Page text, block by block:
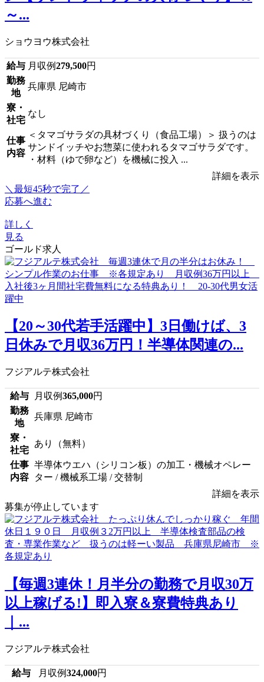
～...
ショウヨウ株式会社
給与 月収例279,500円
勤務
地
兵庫県 尼崎市
寮・
社宅
なし
仕事
内容
＜タマゴサラダの具材づくり（食品工場）＞ 扱うのは
サンドイッチやお惣菜に使われるタマゴサラダです。
・材料（ゆで卵など）を機械に投入 ...
詳細を表示
＼最短45秒で完了／
応募へ進む
詳しく
見る
ゴールド求人
【20～30代若手活躍中】3日働けば、3
日休みで月収36万円！半導体関連の...
フジアルテ株式会社
給与 月収例365,000円
勤務
地
兵庫県 尼崎市
寮・
社宅
あり（無料）
仕事
内容
半導体ウエハ（シリコン板）の加工・機械オペレー
ター / 機械系工場 / 交替制
詳細を表示
募集が停止しています
【毎週3連休！月半分の勤務で月収30万
以上稼げる!】即入寮＆寮費特典あり
｜...
フジアルテ株式会社
給与 月収例324,000円